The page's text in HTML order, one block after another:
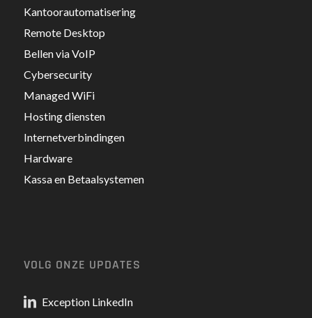
Kantoorautomatisering
Remote Desktop
Bellen via VoIP
Cybersecurity
Managed WiFi
Hosting diensten
Internetverbindingen
Hardware
Kassa en Betaalsystemen
VOLG ONZE UPDATES
Exception LinkedIn